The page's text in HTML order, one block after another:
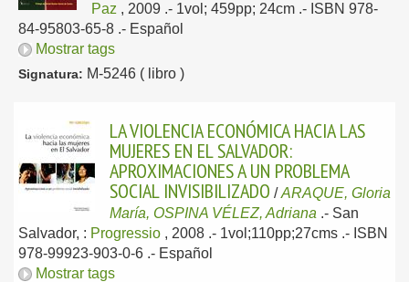
Paz , 2009 .- 1vol; 459pp; 24cm .- ISBN 978-
84-95803-65-8 .- Español
Mostrar tags
Signatura: M-5246 ( libro )
LA VIOLENCIA ECONÓMICA HACIA LAS
MUJERES EN EL SALVADOR:
APROXIMACIONES A UN PROBLEMA
SOCIAL INVISIBILIZADO /ARAQUE, Gloria
María, OSPINA VÉLEZ, Adriana .- San
Salvador, : Progressio , 2008 .- 1vol;110pp;27cms .- ISBN
978-99923-903-0-6 .- Español
Mostrar tags